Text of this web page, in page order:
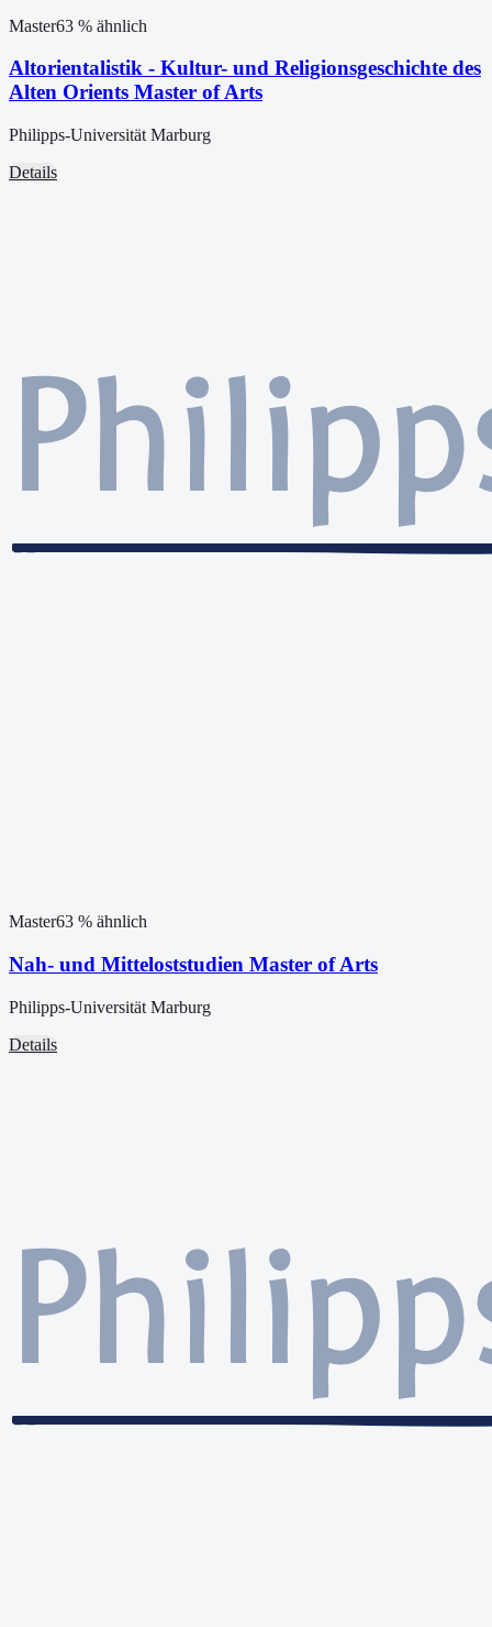
Master63 % ähnlich
Altorientalistik - Kultur- und Religionsgeschichte des
Alten Orients Master of Arts
Philipps-Universität Marburg
Details
Master63 % ähnlich
Nah- und Mitteloststudien Master of Arts
Philipps-Universität Marburg
Details